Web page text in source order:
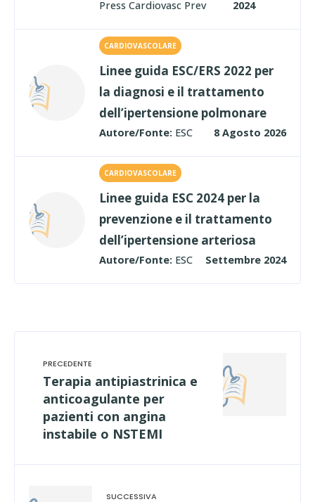
Press Cardiovasc Prev 2024
CARDIOVASCOLARE
Linee guida ESC/ERS 2022 per
la diagnosi e il trattamento
dell’ipertensione polmonare
Autore/Fonte: ESC 8 Agosto 2026
CARDIOVASCOLARE
Linee guida ESC 2024 per la
prevenzione e il trattamento
dell’ipertensione arteriosa
Autore/Fonte: ESC Settembre 2024
Terapia antipiastrinica e
anticoagulante per
pazienti con angina
instabile o NSTEMI